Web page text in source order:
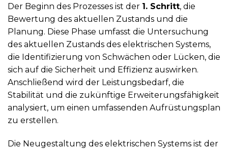
Der Beginn des Prozesses ist der 1. Schritt, die
Bewertung des aktuellen Zustands und die
Planung. Diese Phase umfasst die Untersuchung
des aktuellen Zustands des elektrischen Systems,
die Identifizierung von Schwächen oder Lücken, die
sich auf die Sicherheit und Effizienz auswirken.
Anschließend wird der Leistungsbedarf, die
Stabilität und die zukünftige Erweiterungsfähigkeit
analysiert, um einen umfassenden Aufrüstungsplan
zu erstellen.
Die Neugestaltung des elektrischen Systems ist der